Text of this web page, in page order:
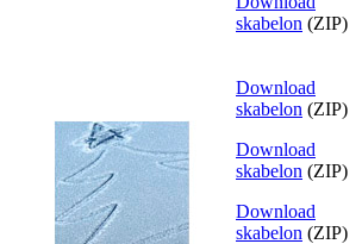
skabelon (ZIP)
Download
skabelon (ZIP)
Download
skabelon (ZIP)
Download
skabelon (ZIP)